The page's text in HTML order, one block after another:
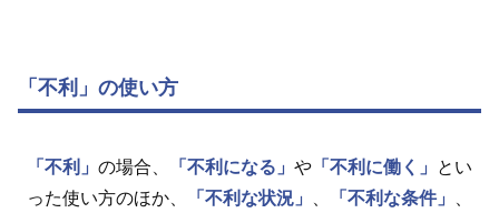
「不利」の使い方
「不利」 の場合、 「不利になる」 や 「不利に働く」
とい
った使い方のほか、
「不利な状況」 「不利な条件」